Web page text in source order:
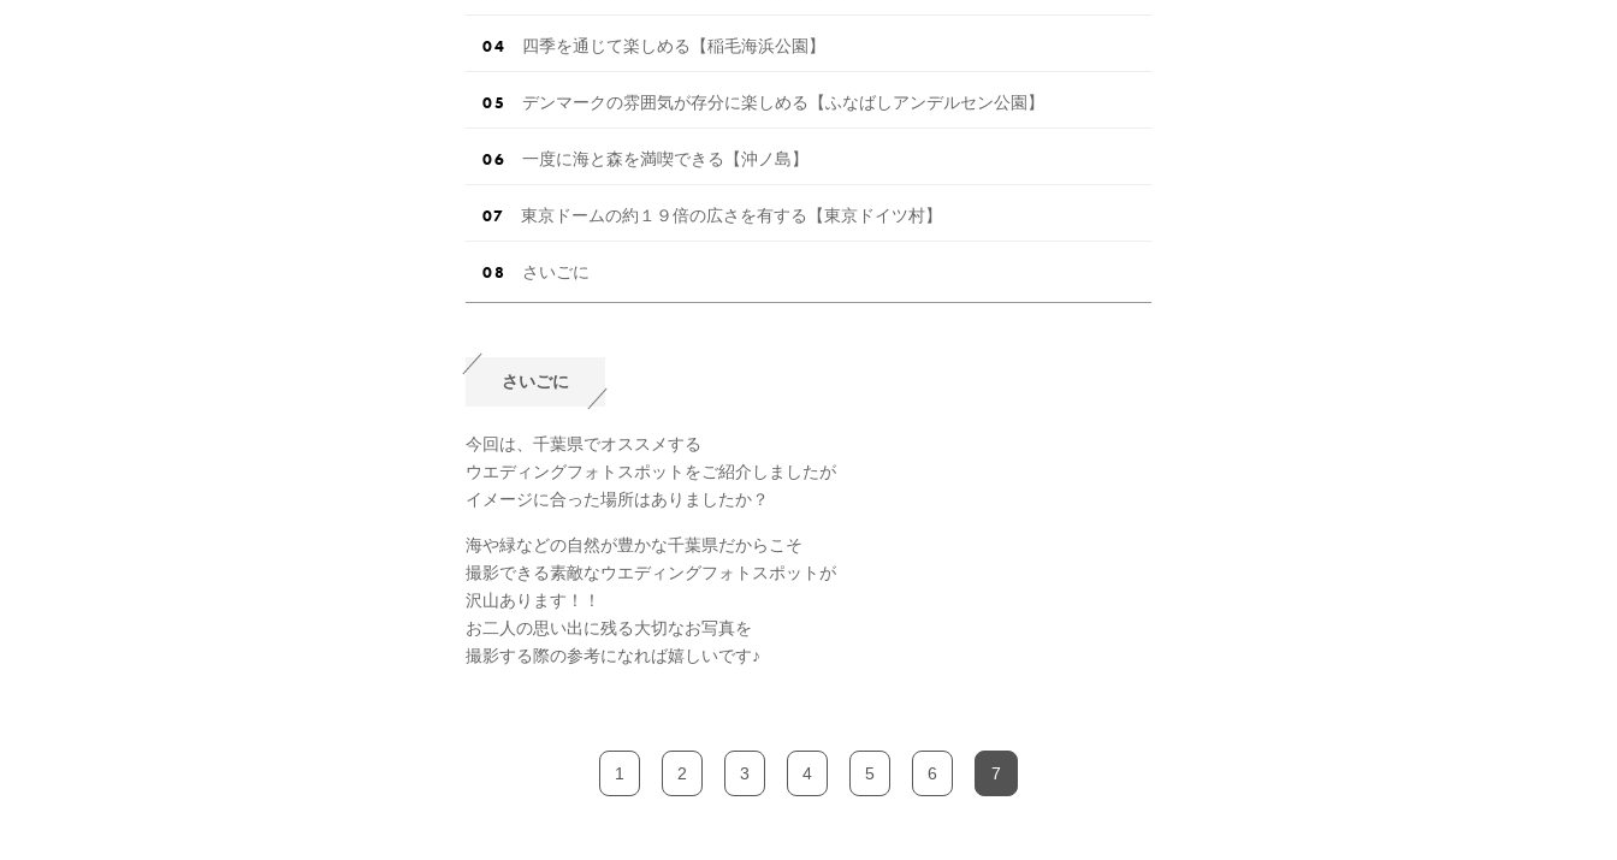
四季を通じて楽しめる【稲毛海浜公園】
デンマークの雰囲気が存分に楽しめる【ふなばしアンデルセン公園】
一度に海と森を満喫できる【沖ノ島】
東京ドームの約１９倍の広さを有する【東京ドイツ村】
さいごに
さいごに
今回は、千葉県でオススメする
ウエディングフォトスポットをご紹介しましたが
イメージに合った場所はありましたか？
海や緑などの自然が豊かな千葉県だからこそ
撮影できる素敵なウエディングフォトスポットが
沢山あります！！
お二人の思い出に残る大切なお写真を
撮影する際の参考になれば嬉しいです♪
1 2 3 4 5 6 7